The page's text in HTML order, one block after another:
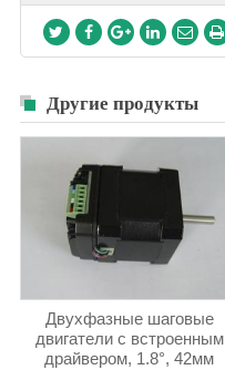
Другие продукты
Двухфазные шаговые
двигатели с встроенным
драйвером, 1.8°, 42мм